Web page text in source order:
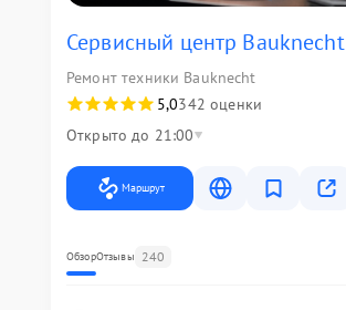
Сервисный центр Bauknecht
Ремонт техники Bauknecht
5,0342 оценки
Открыто до 21:00
Маршрут
ОбзорОтзывы 240